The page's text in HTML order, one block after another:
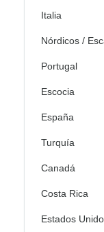
Italia
Nórdicos /
Portugal
Escocia
España
Turquía
Canadá
Costa Rica
Estados